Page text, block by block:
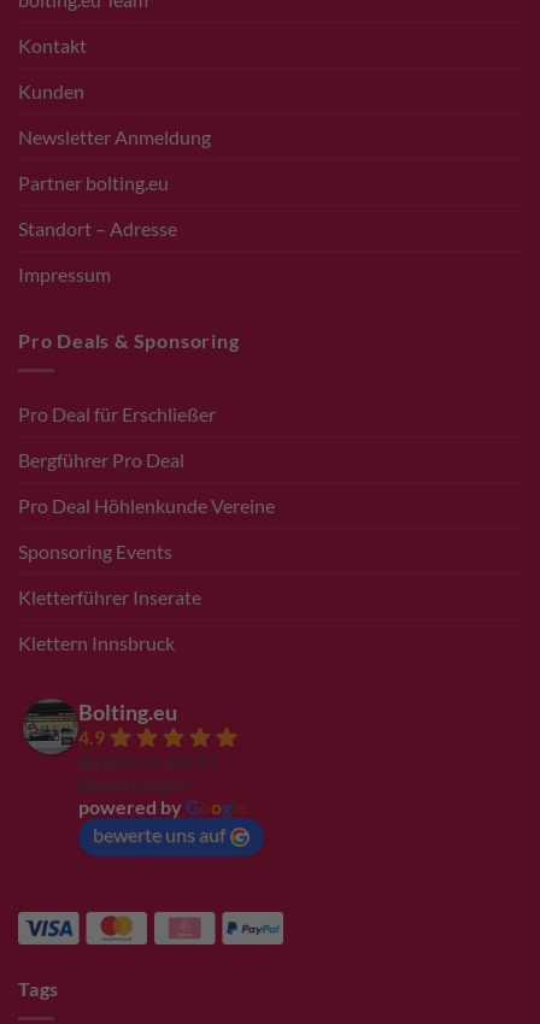
Kontakt
Kunden
Newsletter Anmeldung
Partner bolting.eu
Standort – Adresse
Impressum
Pro Deals & Sponsoring
Pro Deal für Erschließer
Bergführer Pro Deal
Pro Deal Höhlenkunde Vereine
Sponsoring Events
Kletterführer Inserate
Klettern Innsbruck
Bolting.eu
4.9
Basierend auf 94
Bewertungen
powered by G ogl
bewerte uns auf
Tags